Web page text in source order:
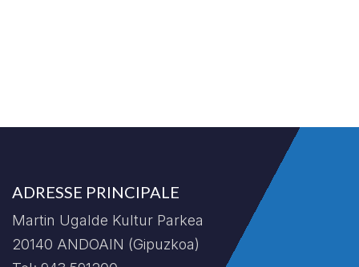
ADRESSE PRINCIPALE
Martin Ugalde Kultur Parkea
20140 ANDOAIN (Gipuzkoa)